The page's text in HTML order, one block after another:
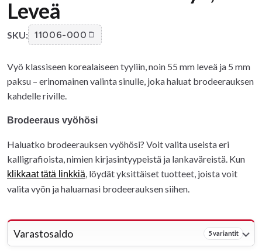
Leveä
SKU: 11006-000
Vyö klassiseen korealaiseen tyyliin, noin 55 mm leveä ja 5 mm
paksu – erinomainen valinta sinulle, joka haluat brodeerauksen
kahdelle riville.
Brodeeraus vyöhösi
Haluatko brodeerauksen vyöhösi? Voit valita useista eri
kalligrafioista, nimien kirjasintyypeistä ja lankaväreistä. Kun
klikkaat tätä linkkiä, löydät yksittäiset tuotteet, joista voit
valita vyön ja haluamasi brodeerauksen siihen.
Varastosaldo 5 variantit